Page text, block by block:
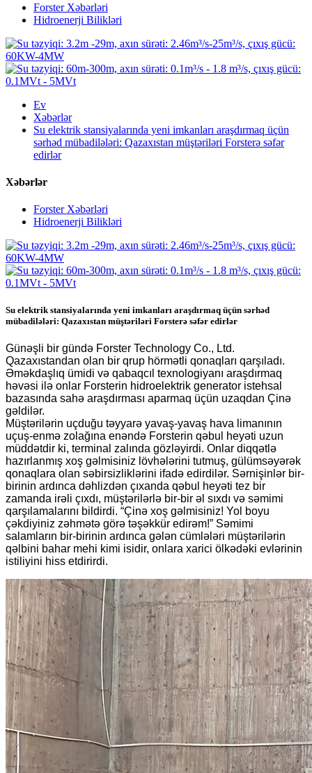
Forster Xəbərləri
Hidroenerji Bilikləri
Ev
Xəbərlər
Su elektrik stansiyalarında yeni imkanları araşdırmaq üçün
sərhəd mübadilələri: Qazaxıstan müştəriləri Forsterə səfər
edirlər
Xəbərlər
Forster Xəbərləri
Hidroenerji Bilikləri
Su elektrik stansiyalarında yeni imkanları araşdırmaq üçün sərhəd
mübadilələri: Qazaxıstan müştəriləri Forsterə səfər edirlər
Günəşli bir gündə Forster Technology Co., Ltd.
Qazaxıstandan olan bir qrup hörmətli qonaqları qarşıladı.
Əməkdaşlıq ümidi və qabaqcıl texnologiyanı araşdırmaq
həvəsi ilə onlar Forsterin hidroelektrik generator istehsal
bazasında sahə araşdırması aparmaq üçün uzaqdan Çinə
gəldilər.
Müştərilərin uçduğu təyyarə yavaş-yavaş hava limanının
uçuş-enmə zolağına enəndə Forsterin qəbul heyəti uzun
müddətdir ki, terminal zalında gözləyirdi. Onlar diqqətlə
hazırlanmış xoş gəlmisiniz lövhələrini tutmuş, gülümsəyərək
qonaqlara olan səbirsizliklərini ifadə edirdilər. Sərnişinlər bir-
birinin ardınca dəhlizdən çıxanda qəbul heyəti tez bir
zamanda irəli çıxdı, müştərilərlə bir-bir əl sıxdı və səmimi
qarşılamalarını bildirdi. “Çinə xoş gəlmisiniz! Yol boyu
çəkdiyiniz zəhmətə görə təşəkkür edirəm!” Səmimi
salamların bir-birinin ardınca gələn cümlələri müştərilərin
qəlbini bahar mehi kimi isidir, onlara xarici ölkədəki evlərinin
istiliyini hiss etdirirdi.